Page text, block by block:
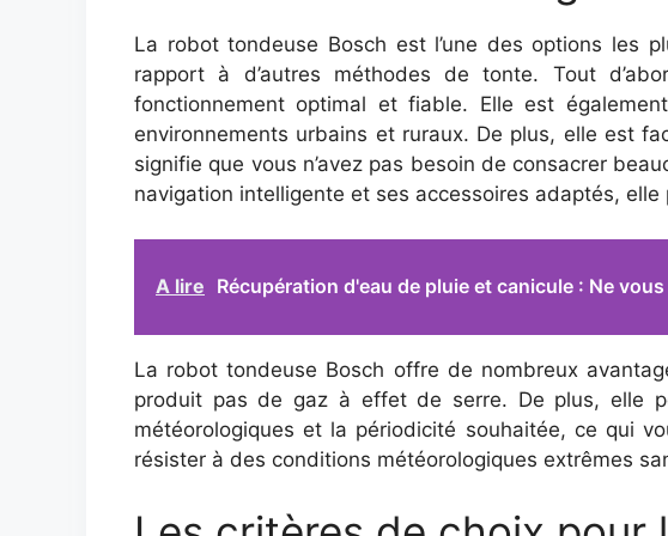
La robot tondeuse Bosch est l’une des options les
rapport à d’autres méthodes de tonte. Tout
fonctionnement optimal et fiable. Elle est
environnements urbains et ruraux. De plus, elle est
signifie que vous n’avez pas besoin de consacrer
navigation intelligente et ses accessoires adaptés,
A lire Récupération d'eau de pluie et canicule : Ne
La robot tondeuse Bosch offre de nombreux
produit pas de gaz à effet de serre. De plus, elle
météorologiques et la périodicité souhaitée, ce qui
résister à des conditions météorologiques extrêmes